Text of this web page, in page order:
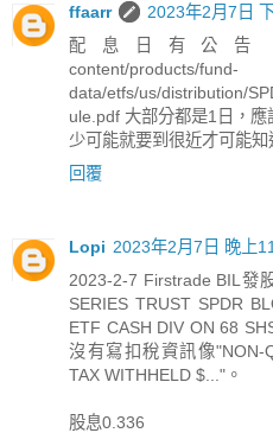
ffaarr
2023年2月7日
配息日有公告：
content/products/fund-
data/etfs/us/distribution/
ule.pdf 大部分都是1日，
少可能就要到很近才可能
回覆
Lopi 2023年2月7日 晚上
2023-2-7 Firstrade BIL發
SERIES TRUST SPDR
ETF CASH DIV ON 68
沒有寫扣稅資訊像"NON-
TAX WITHHELD $..."。
股息0.336